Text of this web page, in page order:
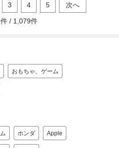
3 4 5 次へ
件 / 1,079件
おもちゃ、ゲーム
ホンダ Apple